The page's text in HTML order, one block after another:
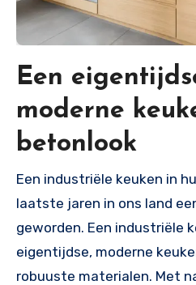
Een
moderne
betonlook
Een industriële keuken in huis plaatsen is de
laatste jaren in ons land
geworden. Een industriële
eigentijdse, moderne
robuuste materialen. Met